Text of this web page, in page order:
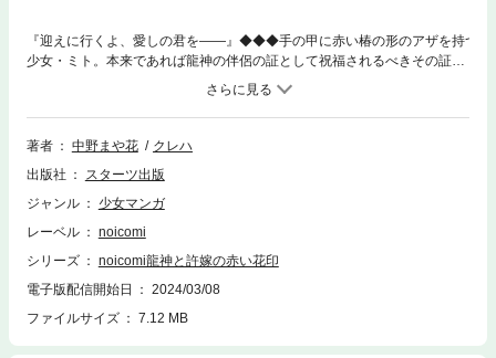
『迎えに行くよ、愛しの君を――』◆◆◆手の甲に赤い椿の形のアザを持つ
少女・ミト。本来であれば龍神の伴侶の証として祝福されるべきその証
は、ミトが生まれ育った村では過去の因縁から凶兆として忌み嫌われてい
た。そのせいでミトは生まれた時から『忌み子』と呼ばれ、戸籍もなく罪
人のように責められ、虐げられる日々を送っていて……。そんなミトの唯
一の救いは幼い頃から夢に現れる美しい男性・波琉と過ごす時間だった。
4人の龍神の一人『紫紺の王』と呼ばれる龍神で――！？◆◆◆時空を超え
た和風ラブファンタジー！ (この作品は電子コミック誌noicomi vol.96に収
著者 中野まや花
クレハ
出版社
スターツ出版
ジャンル
少女マンガ
レーベル
noicomi
シリーズ
noicomi龍神と許嫁の赤い花印
電子版配信開始日
2024/03/08
ファイルサイズ
7.12 MB